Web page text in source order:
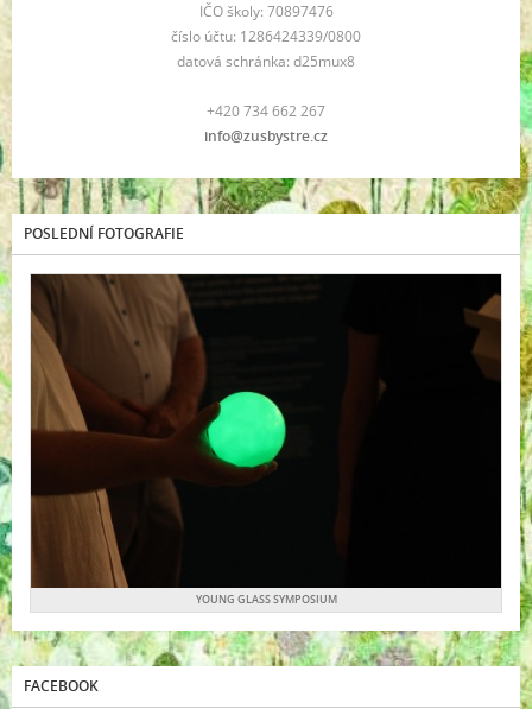
IČO školy: 70897476
číslo účtu: 1286424339/0800
datová schránka: d25mux8
+420 734 662 267
info@zusbystre.cz
POSLEDNÍ FOTOGRAFIE
YOUNG GLASS SYMPOSIUM
FACEBOOK